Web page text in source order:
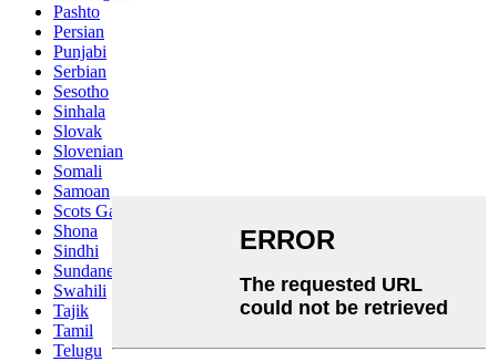
Pashto
Persian
Punjabi
Serbian
Sesotho
Sinhala
Slovak
Slovenian
Somali
Samoan
Scots Gaelic
Shona
Sindhi
Sundanese
Swahili
Tajik
Tamil
Telugu